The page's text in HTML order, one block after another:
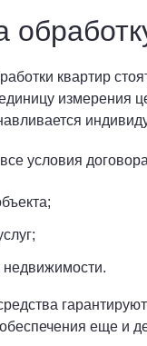
квартир
измерения
условия
недвижимости.
еще и